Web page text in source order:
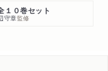
０巻セット
守章監修